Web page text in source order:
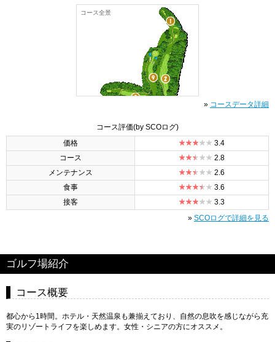
コース全景
» コースデータ詳細
コース評価(by SCOログ)
価格
3.4
コース
2.8
メンテナンス
2.6
食事
3.6
接客
3.3
» SCOログで詳細を見る
ゴルフ場紹介
コース概要
都心から1時間。ホテル・天然温泉も兼揃えており、自然の息吹を感じながら充
実のリゾートライフを楽しめます。女性・シニアの方にオススメ。